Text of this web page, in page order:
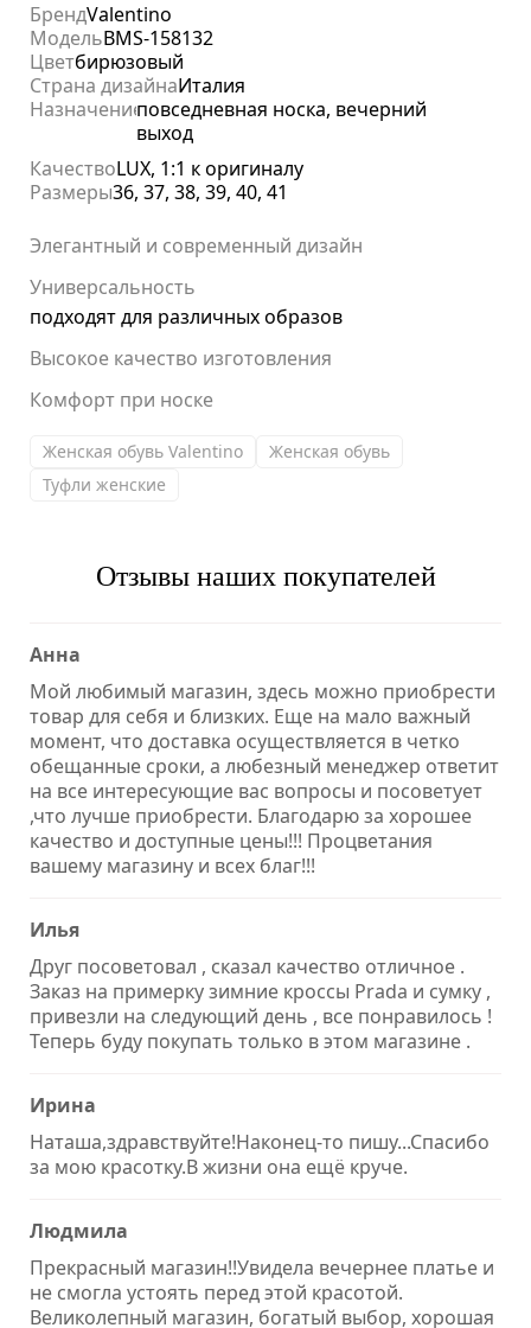
БрендValentino
МодельBMS-158132
Цветбирюзовый
Страна дизайнаИталия
Назначениеповседневная носка, вечерний
выход
КачествоLUX, 1:1 к оригиналу
Размеры36, 37, 38, 39, 40, 41
Элегантный и современный дизайн
Универсальность
подходят для различных образов
Высокое качество изготовления
Комфорт при носке
Женская обувь Valentino
Женская обувь
Туфли женские
Отзывы наших покупателей
Анна
Mой любимый магазин, здесь можно приобрести
товар для себя и близких. Еще на мало важный
момент, что доставка осуществляется в четко
обещанные сроки, а любезный менеджер ответит
на все интересующие вас вопросы и посоветует
,что лучше приобрести. Благодарю за хорошее
качество и доступные цены!!! Процветания
вашему магазину и всех благ!!!
Илья
Друг посоветовал , сказал качество отличное .
Заказ на примерку зимние кроссы Prada и сумку ,
привезли на следующий день , все понравилось !
Теперь буду покупать только в этом магазине .
Ирина
Наташа,здравствуйте!Наконец-то пишу...Спасибо
за мою красотку.В жизни она ещё круче.
Людмила
Прекрасный магазин!!Увидела вечернее платье и
не смогла устоять перед этой красотой.
Великолепный магазин, богатый выбор, хорошая